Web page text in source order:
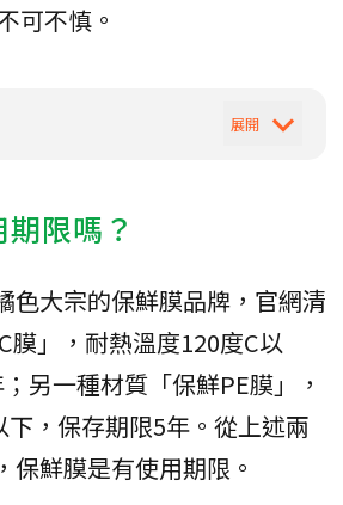
可不慎。
限嗎？
色大宗的保鮮膜品牌，官網清
膜」，耐熱溫度120度C以
另一種材質「保鮮PE膜」，
下，保存期限5年。從上述兩
保鮮膜是有使用期限。